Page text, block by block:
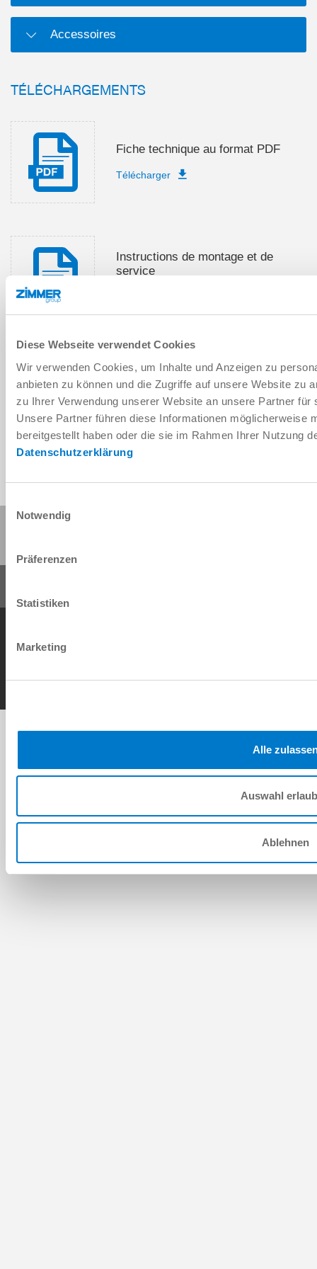
Diese Webseite verwendet Cookies
Wir verwenden Cookies, um Inhalte und Anzeigen zu
anbieten zu können und die Zugriffe auf unsere Website zu
zu Ihrer Verwendung unserer Website an unsere Partner
Unsere Partner führen diese Informationen möglicherweise
bereitgestellt haben oder die sie im Rahmen Ihrer Nutzung
Datenschutzerklärung
Notwendig
Präferenzen
Statistiken
Marketing
Alle
Auswahl
Ablehnen
Accessoires
TÉLÉCHARGEMENTS
Fiche technique au format PDF
Télécharger
Instructions de montage et de
service
Télécharger les données de CAO
Télécharger